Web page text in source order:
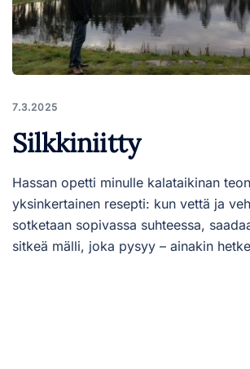
7.3.2025
Silkkiniitty
Hassan opetti minulle kalataikinan
yksinkertainen resepti: kun vettä ja
sotketaan sopivassa suhteessa,
sitkeä mälli, joka pysyy – ainakin